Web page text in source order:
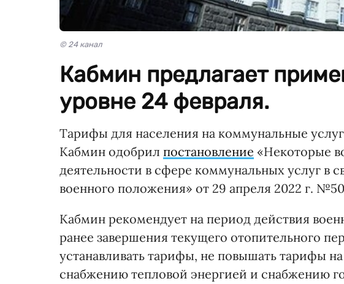
© 24 канал
Кабмин предлагает
уровне 24 февраля.
Тарифы для населения на коммунальные
Кабмин одобрил постановление «Некоторые
деятельности в сфере коммунальных услуг в
военного положения» от 29 апреля 2022 г.
Кабмин рекомендует на период действия
ранее завершения текущего отопительного
устанавливать тарифы, не повышать тарифы
снабжению тепловой энергией и снабжению